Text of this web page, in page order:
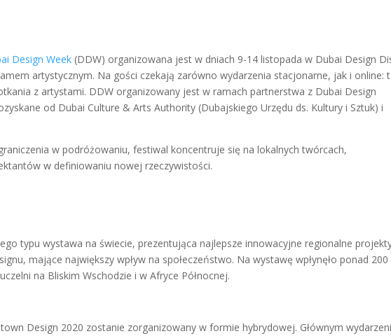
Design Week (DDW) organizowana jest w dniach 9-14 listopada w Dubai Design
artystycznym. Na gości czekają zarówno wydarzenia stacjonarne, jak i online:
z artystami. DDW organizowany jest w ramach partnerstwa z Dubai Design
od Dubai Culture & Arts Authority (Dubajskiego Urzędu ds. Kultury i Sztuk) i
w podróżowaniu, festiwal koncentruje się na lokalnych twórcach,
w definiowaniu nowej rzeczywistości.
typu wystawa na świecie, prezentująca najlepsze innowacyjne regionalne
mające największy wpływ na społeczeństwo. Na wystawę wpłynęło ponad 200
na Bliskim Wschodzie i w Afryce Północnej.
Design 2020 zostanie zorganizowany w formie hybrydowej. Głównym